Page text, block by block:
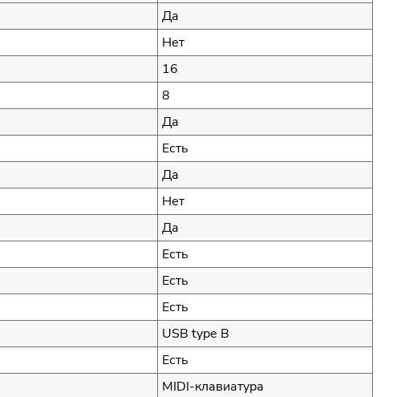
Да
Нет
16
8
Да
Есть
Да
Нет
Да
Есть
Есть
Есть
USB type B
Есть
MIDI-клавиатура